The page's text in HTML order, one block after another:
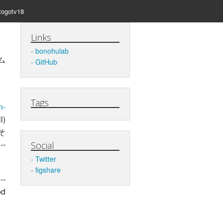
Links
bonohulab
GitHub
Tags
Social
Twitter
figshare